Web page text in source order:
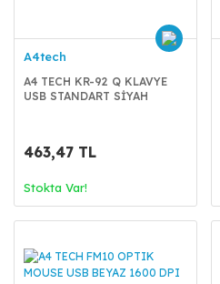
A4tech
A4 TECH KR-92 Q KLAVYE
USB STANDART SİYAH
463,47 TL
Stokta Var!